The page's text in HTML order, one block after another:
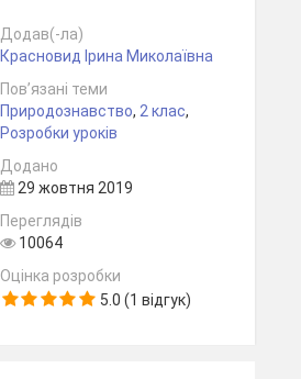
Додав(-ла)
Красновид Ірина Миколаївна
Пов’язані теми
Природознавство, 2 клас,
Розробки уроків
Додано
29 жовтня 2019
Переглядів
10064
Оцінка розробки
5.0 (1 відгук)